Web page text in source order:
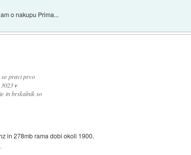
o nakupu Prima...
pravi prvo
v
in brskalnik so
in 278mb rama dobi okoli 1900.